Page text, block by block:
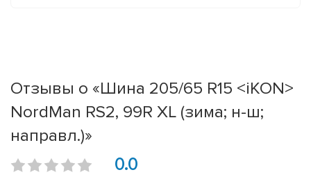
Отзывы о «Шина 205/65 R15 <iKON>
NordMan RS2, 99R XL (зима; н-ш;
направл.)»
0.0